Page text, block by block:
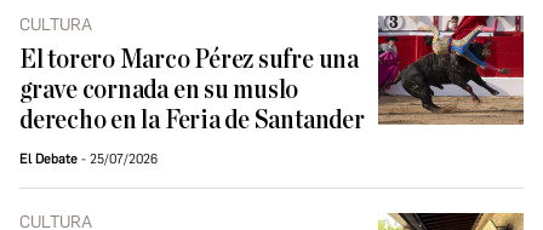
CULTURA
El torero Marco Pérez sufre una
grave cornada en su muslo
derecho en la Feria de Santander
El Debate 25/07/2026
CULTURA